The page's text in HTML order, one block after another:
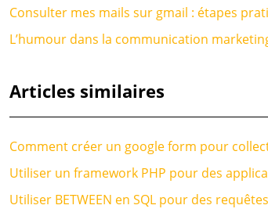
Consulter mes mails sur gmail : étapes
L’humour dans la communication
Articles similaires
Comment créer un google form pour
Utiliser un framework PHP pour des
Utiliser BETWEEN en SQL pour des